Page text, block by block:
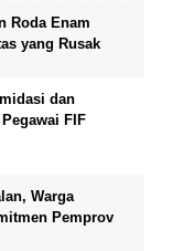
Roda Enam
yang Rusak
dan
FIF
Warga
Pemprov